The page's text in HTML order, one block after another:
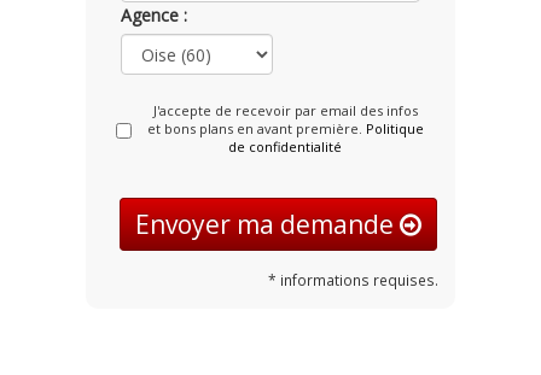
Agence :
J'accepte de recevoir par email des infos
et bons plans en avant première. Politique
de confidentialité
Envoyer ma demande
* informations requises.